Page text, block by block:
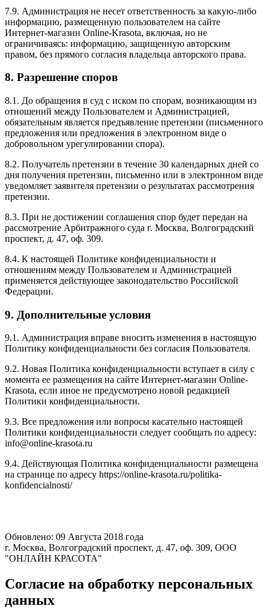
7.9. Администрация не несет ответственность за какую-либо
информацию, размещенную пользователем на сайте
Интернет-магазин Online-Krasota, включая, но не
ограничиваясь: информацию, защищенную авторским
правом, без прямого согласия владельца авторского права.
8. Разрешение споров
8.1. До обращения в суд с иском по спорам, возникающим из
отношений между Пользователем и Администрацией,
обязательным является предъявление претензии (письменного
предложения или предложения в электронном виде о
добровольном урегулировании спора).
8.2. Получатель претензии в течение 30 календарных дней со
дня получения претензии, письменно или в электронном виде
уведомляет заявителя претензии о результатах рассмотрения
претензии.
8.3. При не достижении соглашения спор будет передан на
рассмотрение Арбитражного суда г. Москва, Волгоградский
проспект, д. 47, оф. 309.
8.4. К настоящей Политике конфиденциальности и
отношениям между Пользователем и Администрацией
применяется действующее законодательство Российской
Федерации.
9. Дополнительные условия
9.1. Администрация вправе вносить изменения в настоящую
Политику конфиденциальности без согласия Пользователя.
9.2. Новая Политика конфиденциальности вступает в силу с
момента ее размещения на сайте Интернет-магазин Online-
Krasota, если иное не предусмотрено новой редакцией
Политики конфиденциальности.
9.3. Все предложения или вопросы касательно настоящей
Политики конфиденциальности следует сообщать по адресу:
info@online-krasota.ru
9.4. Действующая Политика конфиденциальности размещена
на странице по адресу https://online-krasota.ru/politika-
konfidencialnosti/
Обновлено: 09 Августа 2018 года
г. Москва, Волгоградский проспект, д. 47, оф. 309, ООО
"ОНЛАЙН КРАСОТА"
Согласие на обработку персональных
данных